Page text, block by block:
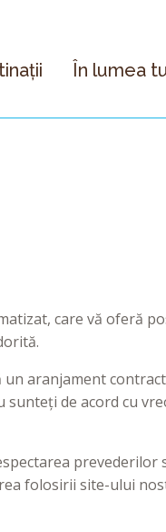
În lumea
care vă oferă
aranjament
sunteți de acord cu
folosirii site-ului